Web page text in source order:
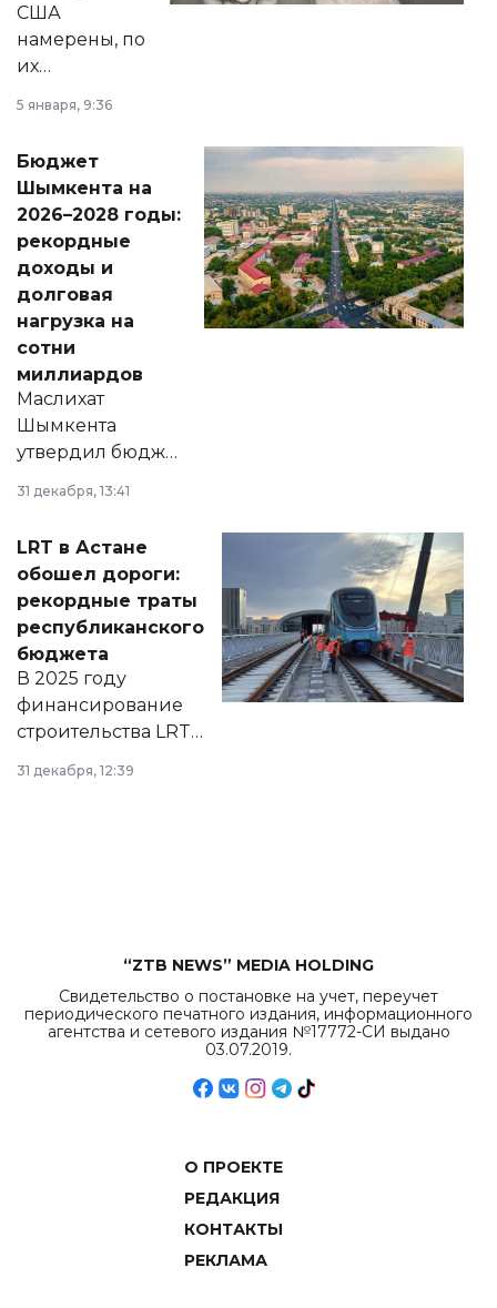
США
намерены, по
их
принести
народу
Венесуэлы.
5 января, 9:36
Бюджет
Шымкента на
2026–2028 годы:
рекордные
доходы и
долговая
нагрузка на
сотни
миллиардов
Маслихат
Шымкента
утвердил бюджет
города на 2026–
2028 годы.
документ
появился в базе
нормативных
правовых актов и
на сайте маслихат
города.
31 декабря, 13:41
LRT в Астане
обошел дороги:
рекордные траты
республиканского
бюджета
В 2025 году
финансирование
строительства LRT
в Астане из
республиканского
31 декабря, 12:39
“ZTB NEWS” MEDIA HOLDING
Свидетельство о постановке на учет, переучет
периодического печатного издания, информационного
агентства и сетевого издания №17772-СИ выдано
03.07.2019.
О ПРОЕКТЕ
РЕДАКЦИЯ
КОНТАКТЫ
РЕКЛАМА